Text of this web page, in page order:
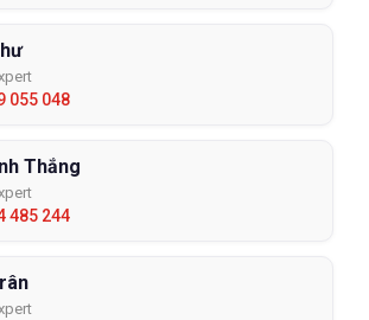
055 048
Thắng
485 244